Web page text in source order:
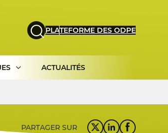
PLATEFORME DES ODPE
ACTUALITÉS
PARTAGER SUR